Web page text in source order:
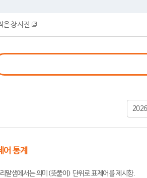
은 창 사전
2026
어 통계
말샘에서는 의미(뜻풀이) 단위로 표제어를 제시함.